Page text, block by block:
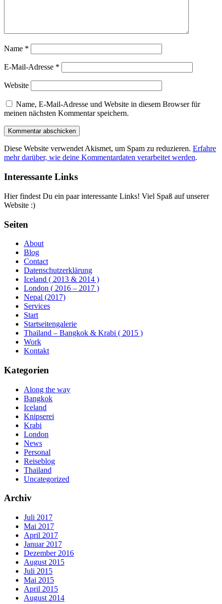
Name *
E-Mail-Adresse *
Website
Name, E-Mail-Adresse und Website in diesem Browser für
meinen nächsten Kommentar speichern.
Diese Website verwendet Akismet, um Spam zu reduzieren. Erfahre
mehr darüber, wie deine Kommentardaten verarbeitet werden.
Interessante Links
Hier findest Du ein paar interessante Links! Viel Spaß auf unserer
Website :)
Seiten
About
Blog
Contact
Datenschutzerklärung
Iceland ( 2013 & 2014 )
London ( 2016 – 2017 )
Nepal (2017)
Services
Start
Startseitengalerie
Thailand – Bangkok & Krabi ( 2015 )
Work
Kontakt
Kategorien
Along the way
Bangkok
Iceland
Knipserei
Krabi
London
News
Personal
Reiseblog
Thailand
Uncategorized
Archiv
Juli 2017
Mai 2017
April 2017
Januar 2017
Dezember 2016
August 2015
Juli 2015
Mai 2015
April 2015
August 2014